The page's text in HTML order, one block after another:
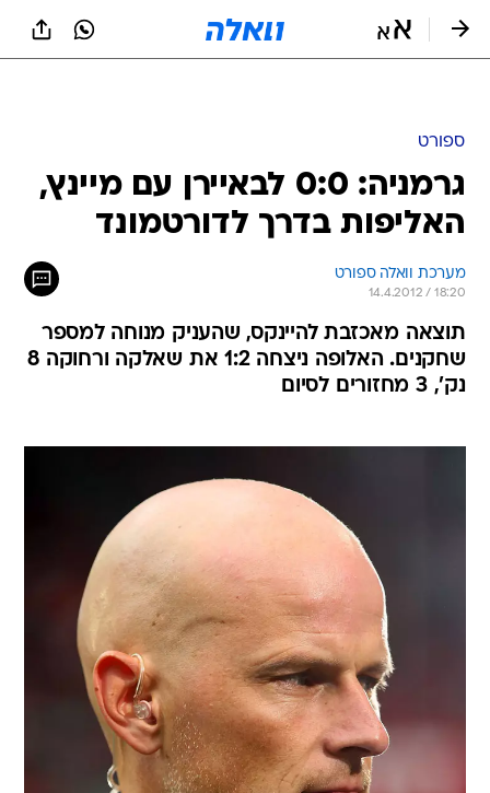
ספורט
גרמניה: 0:0 לבאיירן עם מיינץ,
האליפות בדרך לדורטמונד
מערכת וואלה ספורט
14.4.2012 / 18:20
תוצאה מאכזבת להיינקס, שהעניק מנוחה למספר
שחקנים. האלופה ניצחה 1:2 את שאלקה ורחוקה 8
נק', 3 מחזורים לסיום